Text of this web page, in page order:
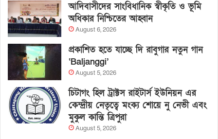
আদিবাসীদের সাংবিধানিক স্বীকৃতি ও ভূমি
অধিকার নিশ্চিতের আহ্বান
August 6, 2026
প্রকাশিত হতে যাচ্ছে দি রাবুগার নতুন গান
‘Baljanggi’
August 5, 2026
চিটাগং হিল ট্রাক্টস রাইটার্স ইউনিয়ন এর
কেন্দ্রীয় নেতৃত্বে মংক্য শোয়ে নু নেভী এবং
মুকুল কান্তি ত্রিপুরা
August 5, 2026